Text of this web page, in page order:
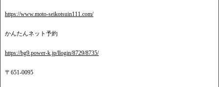
https://www.moto-seikotsuin111.com/
かんたんネット予約
https://bg9.power-k.jp/llogin/8729/8735/
〒651-0095